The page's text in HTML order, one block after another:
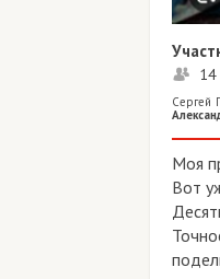
14
Сергей
Моя
Вот уже
Точное